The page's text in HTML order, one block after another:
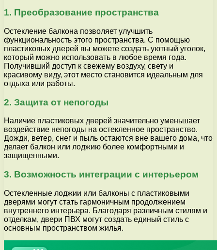
1. Преобразование пространства
Остекление балкона позволяет улучшить
функциональность этого пространства. С помощью
пластиковых дверей вы можете создать уютный уголок,
который можно использовать в любое время года.
Получивший доступ к свежему воздуху, свету и
красивому виду, этот место становится идеальным для
отдыха или работы.
2. Защита от непогоды
Наличие пластиковых дверей значительно уменьшает
воздействие непогоды на остекленное пространство.
Дожди, ветер, снег и пыль остаются вне вашего дома, что
делает балкон или лоджию более комфортными и
защищенными.
3. Возможность интеграции с интерьером
Остекленные лоджии или балконы с пластиковыми
дверями могут стать гармоничным продолжением
внутреннего интерьера. Благодаря различным стилям и
отделкам, двери ПВХ могут создать единый стиль с
основным пространством жилья.